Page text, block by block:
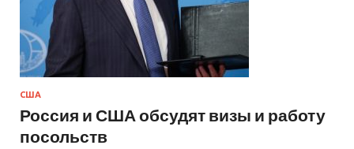
США
Россия и США обсудят визы и работу
посольств